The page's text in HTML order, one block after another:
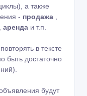
а также
- продажа
аренда и т.п.
в тексте
быть достаточно
будут